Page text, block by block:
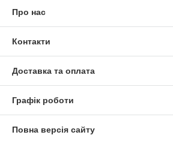
Про нас
Контакти
Доставка та оплата
Графік роботи
Повна версія сайту